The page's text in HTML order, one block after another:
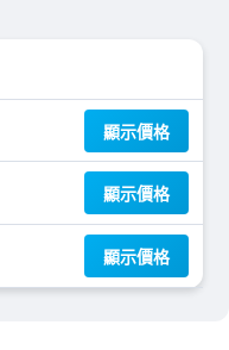
顯示價格
顯示價格
顯示價格